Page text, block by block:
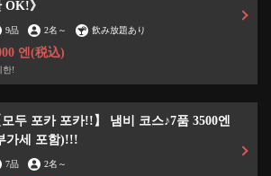
OK!》
9品 2名 ～ 飲み放題あり
엔(税込)
한!
모두 포카 포카!!】 냄비 코스♪7품 3500엔
가세 포함)!!!
7品 2名 ～